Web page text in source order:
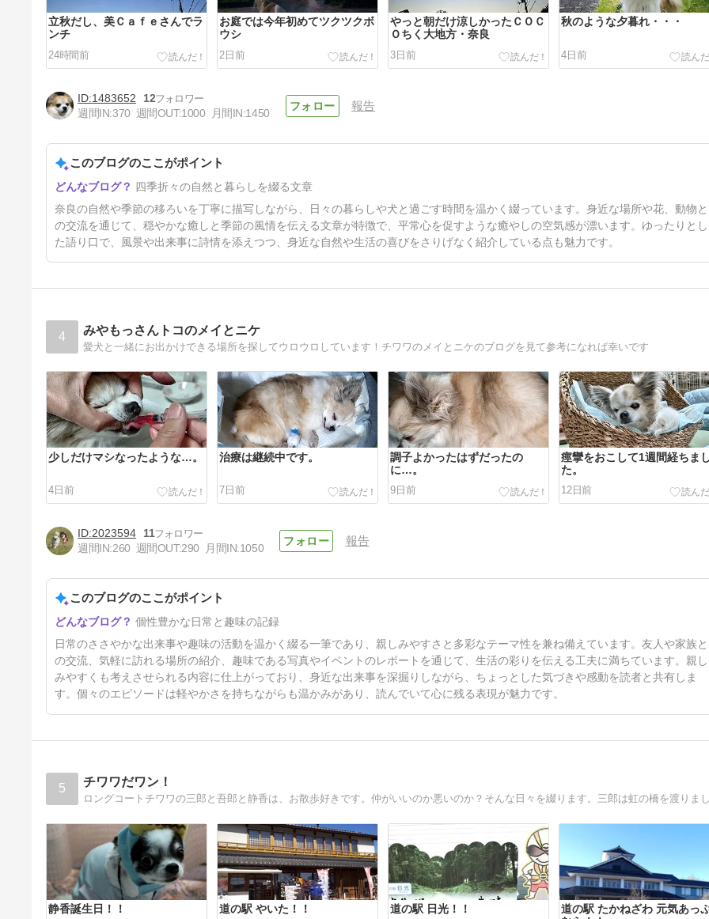
立秋だし、美Ｃａｆｅさんでラ
ンチ
24時間前
お庭では今年初めてツクツクボ
ウシ
2日前
やっと朝だけ涼しかったＣＯＣ
Ｏちく大地方・奈良
3日前
秋のような夕暮れ・・・
4日前
２歳と５ヶ月 に、なりました
💕
5日前
1483652
12
週間IN:370 週間OUT:1000 月間IN:1450
報告
このブログのここがポイント
四季折々の自然と暮らしを綴る文章
奈良の自然や季節の移ろいを丁寧に描写しながら、日々の暮らしや犬と過ごす時間を温かく綴っています。身近な場所や花、動物と
の交流を通じて、穏やかな癒しと季節の風情を伝える文章が特徴で、平常心を促すような癒やしの空気感が漂います。ゆったりとし
た語り口で、風景や出来事に詩情を添えつつ、身近な自然や生活の喜びをさりげなく紹介している点も魅力です。
4 みやもっさんトコのメイとニケ
愛犬と一緒にお出かけできる場所を探してウロウロしています！チワワのメイとニケのブログを見て参考になれば幸いです
少しだけマシなったような…。
4日前
治療は継続中です。
7日前
調子よかったはずだったの
に…。
9日前
痙攣をおこして1週間経ちま
た。
12日前
しばらくブログお休みします。
18日前
2023594
11
週間IN:260 週間OUT:290 月間IN:1050
報告
このブログのここがポイント
個性豊かな日常と趣味の記録
日常のささやかな出来事や趣味の活動を温かく綴る一筆であり、親しみやすさと多彩なテーマ性を兼ね備えています。友人や家族と
の交流、気軽に訪れる場所の紹介、趣味である写真やイベントのレポートを通じて、生活の彩りを伝える工夫に満ちています。親し
みやすくも考えさせられる内容に仕上がっており、身近な出来事を深掘りしながら、ちょっとした気づきや感動を読者と共有しま
す。個々のエピソードは軽やかさを持ちながらも温かみがあり、読んでいて心に残る表現が魅力です。
5 チワワだワン！
静香誕生日！！ 道の駅 やいた！！ 道の駅 日光！！
道の駅 たかねざわ 元気あっ